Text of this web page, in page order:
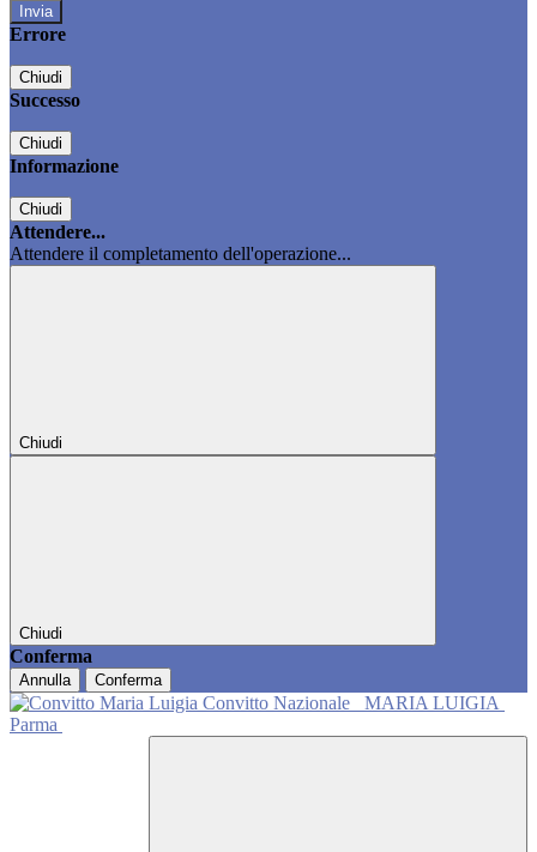
Errore
Chiudi
Successo
Chiudi
Informazione
Chiudi
Attendere...
Attendere il completamento dell'operazione...
Chiudi
Chiudi
Conferma
Annulla Conferma
Convitto Nazionale
MARIA LUIGIA
Parma